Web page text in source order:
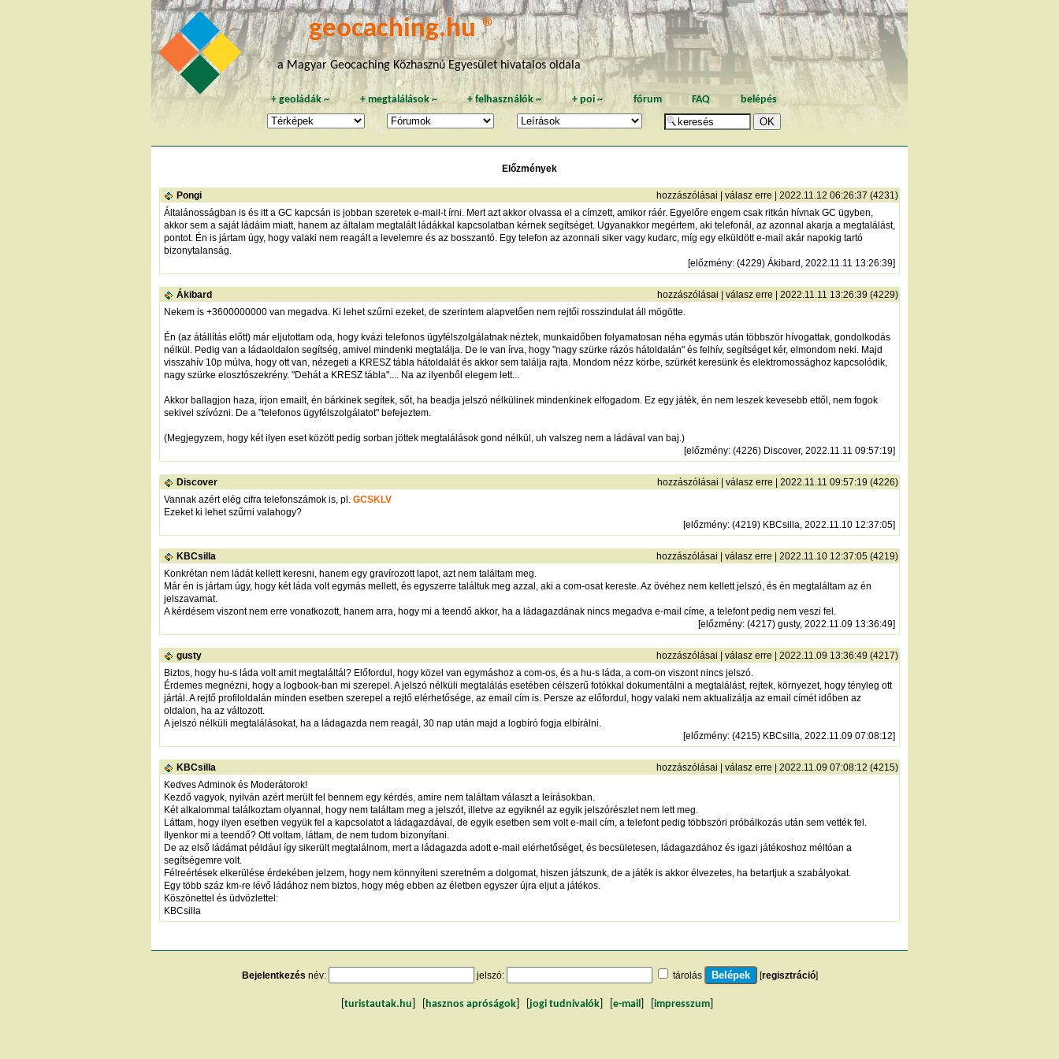
geocaching.hu ®
a Magyar Geocaching Közhasznú Egyesület hivatalos oldala
+geoládák~ + megtalálások~ +felhasználók ~ + poi~ fórum FAQ belépés
Előzmények
Pongi hozzászólásai válasz erre | 2022.11.12 06:26:37 (4231)
Általánosságban is és itt a GC kapcsán is jobban szeretek e-mail-t írni. Mert azt akkor olvassa el a címzett, amikor ráér. Egyelőre engem csak ritkán hívnak GC ügyben,
akkor sem a saját ládáim miatt, hanem az általam megtalált ládákkal kapcsolatban kérnek segítséget. Ugyanakkor megértem, aki telefonál, az azonnal akarja a megtalálást,
pontot. Én is jártam úgy, hogy valaki nem reagált a levelemre és az bosszantó. Egy telefon az azonnali siker vagy kudarc, míg egy elküldött e-mail akár napokig tartó
bizonytalanság.
[előzmény: (4229) Ákibard, 2022.11.11 13:26:39]
Ákibard hozzászólásai válasz erre | 2022.11.11 13:26:39 (4229)
Nekem is +3600000000 van megadva. Ki lehet szűrni ezeket, de szerintem alapvetően nem rejtői rosszindulat áll mögötte.
Én (az átállítás előtt) már eljutottam oda, hogy kvázi telefonos ügyfélszolgálatnak néztek, munkaidőben folyamatosan néha egymás után többször hívogattak, gondolkodás
nélkül. Pedig van a ládaoldalon segítség, amivel mindenki megtalálja. De le van írva, hogy "nagy szürke rázós hátoldalán" és felhív, segítséget kér, elmondom neki. Majd
visszahív 10p múlva, hogy ott van, nézegeti a KRESZ tábla hátoldalát és akkor sem találja rajta. Mondom nézz körbe, szürkét keresünk és elektromossághoz kapcsolódik,
nagy szürke elosztószekrény. "Dehát a KRESZ tábla".... Na az ilyenből elegem lett...
Akkor ballagjon haza, írjon emailt, én bárkinek segítek, sőt, ha beadja jelszó nélkülinek mindenkinek elfogadom. Ez egy játék, én nem leszek kevesebb ettől, nem fogok
sekivel szívózni. De a "telefonos ügyfélszolgálatot" befejeztem.
(Megjegyzem, hogy két ilyen eset között pedig sorban jöttek megtalálások gond nélkül, uh valszeg nem a ládával van baj.)
[előzmény: (4226) Discover, 2022.11.11 09:57:19]
Discover hozzászólásai válasz erre | 2022.11.11 09:57:19 (4226)
Vannak azért elég cifra telefonszámok is, pl. GCSKLV
Ezeket ki lehet szűrni valahogy?
[előzmény: (4219) KBCsilla, 2022.11.10 12:37:05]
KBCsilla hozzászólásai válasz erre | 2022.11.10 12:37:05 (4219)
Konkrétan nem ládát kellett keresni, hanem egy gravírozott lapot, azt nem találtam meg.
Már én is jártam úgy, hogy két láda volt egymás mellett, és egyszerre találtuk meg azzal, aki a com-osat kereste. Az övéhez nem kellett jelszó, és én megtaláltam az én
jelszavamat.
A kérdésem viszont nem erre vonatkozott, hanem arra, hogy mi a teendő akkor, ha a ládagazdának nincs megadva e-mail címe, a telefont pedig nem veszi fel.
[előzmény: (4217) gusty, 2022.11.09 13:36:49]
gusty hozzászólásai válasz erre | 2022.11.09 13:36:49 (4217)
Biztos, hogy hu-s láda volt amit megtaláltál? Előfordul, hogy közel van egymáshoz a com-os, és a hu-s láda, a com-on viszont nincs jelszó.
Érdemes megnézni, hogy a logbook-ban mi szerepel. A jelszó nélküli megtalálás esetében célszerű fotókkal dokumentálni a megtalálást, rejtek, környezet, hogy tényleg ott
jártál. A rejtő profiloldalán minden esetben szerepel a rejtő elérhetősége, az email cím is. Persze az előfordul, hogy valaki nem aktualizálja az email címét időben az
oldalon, ha az változott.
A jelszó nélküli megtalálásokat, ha a ládagazda nem reagál, 30 nap után majd a logbíró fogja elbírálni.
[előzmény: (4215) KBCsilla, 2022.11.09 07:08:12]
KBCsilla hozzászólásai válasz erre | 2022.11.09 07:08:12 (4215)
Kedves Adminok és Moderátorok!
Kezdő vagyok, nyilván azért merült fel bennem egy kérdés, amire nem találtam választ a leírásokban.
Két alkalommal találkoztam olyannal, hogy nem találtam meg a jelszót, illetve az egyiknél az egyik jelszórészlet nem lett meg.
Láttam, hogy ilyen esetben vegyük fel a kapcsolatot a ládagazdával, de egyik esetben sem volt e-mail cím, a telefont pedig többszöri próbálkozás után sem vették fel.
Ilyenkor mi a teendő? Ott voltam, láttam, de nem tudom bizonyítani.
De az első ládámat például így sikerült megtalálnom, mert a ládagazda adott e-mail elérhetőséget, és becsületesen, ládagazdához és igazi játékoshoz méltóan a
segítségemre volt.
Félreértések elkerülése érdekében jelzem, hogy nem könnyíteni szeretném a dolgomat, hiszen játszunk, de a játék is akkor élvezetes, ha betartjuk a szabályokat.
Egy több száz km-re lévő ládához nem biztos, hogy még ebben az életben egyszer újra eljut a játékos.
Köszönettel és üdvözlettel:
KBCsilla
Bejelentkezés név: jelszó: tárolás [regisztráció]
turistautak.hu hasznos apróságok jogi tudnivalók e-mail impresszum